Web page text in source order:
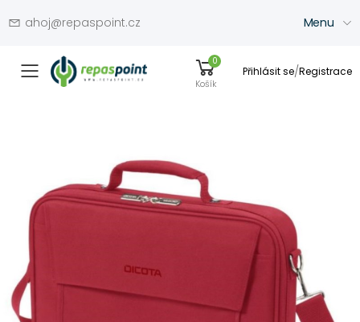
ahoj@repaspoint.cz Menu
Přepínač menu
0
Košík
Přihlásit se/Registrace